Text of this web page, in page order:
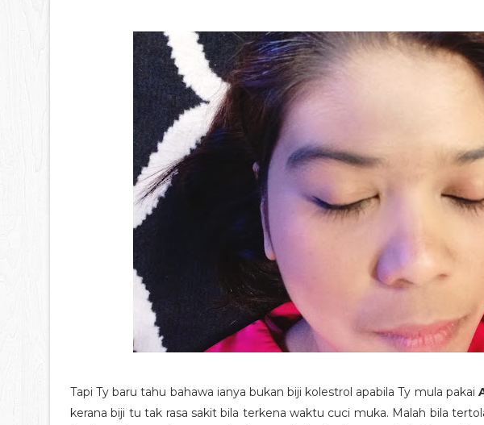
Tapi Ty baru tahu bahawa ianya bukan biji kolestrol apabila Ty mula pakai
kerana biji tu tak rasa sakit bila terkena waktu cuci muka. Malah bila